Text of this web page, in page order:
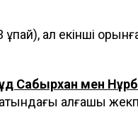
ал екінші
Сабырхан мен
алғашқы